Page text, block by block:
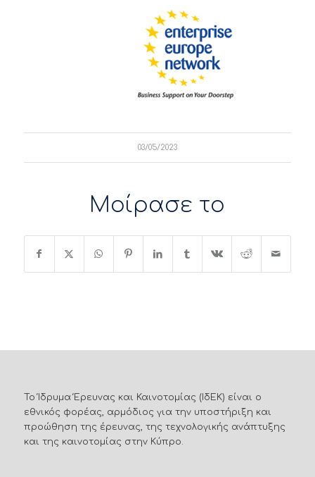
03/05/2023
Μοίρασε το
Το Ίδρυμα Έρευνας και Καινοτομίας (ΙδΕΚ) είναι ο
εθνικός φορέας, αρμόδιος για την υποστήριξη και
προώθηση της έρευνας, της τεχνολογικής ανάπτυξης
και της καινοτομίας στην Κύπρο.